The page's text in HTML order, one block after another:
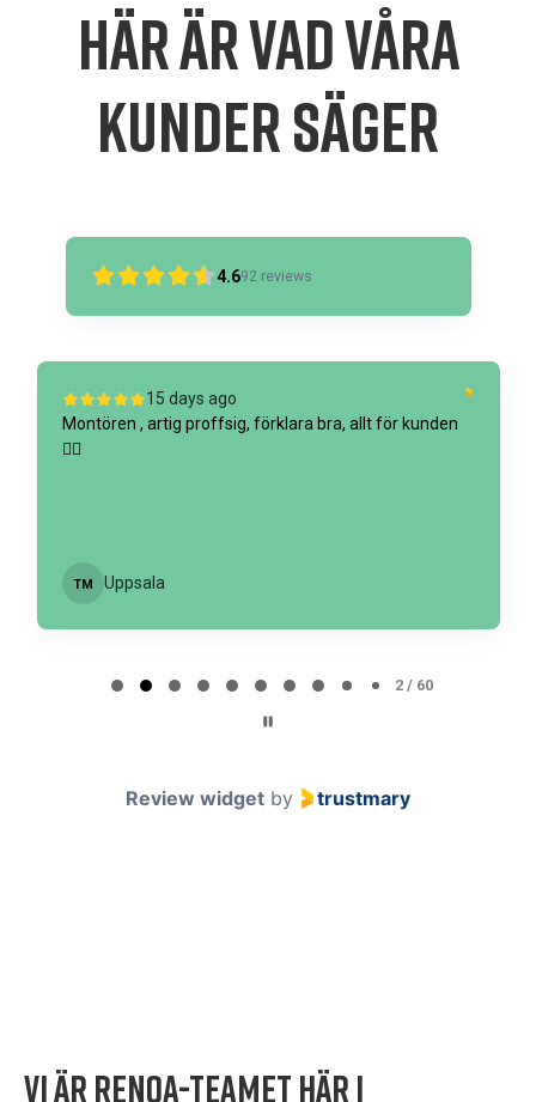
Här är vad våra
kunder säger
4.692 reviews
15 days ago
Montören , artig proffsig, förklara bra, allt för kunden
👍🏼
TM Uppsala
2 / 60
Review widget by trustmary
Vi är Renoa-teamet här i